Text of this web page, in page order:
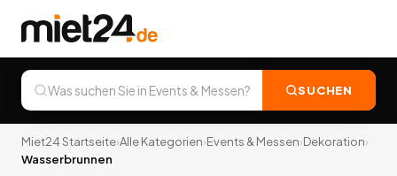
SUCHEN
Miet24 Startseite›Alle Kategorien›Events & Messen›Dekoration›
Wasserbrunnen